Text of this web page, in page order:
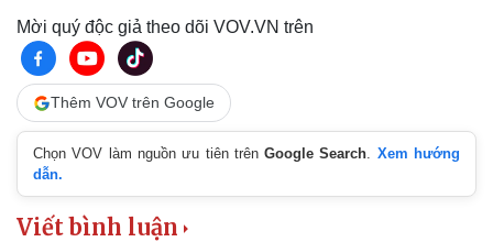
Mời quý độc giả theo dõi VOV.VN trên
Thêm VOV trên Google
Chọn VOV làm nguồn ưu tiên trênGoogle Search. Xem hướng
dẫn.
Viết bình luận